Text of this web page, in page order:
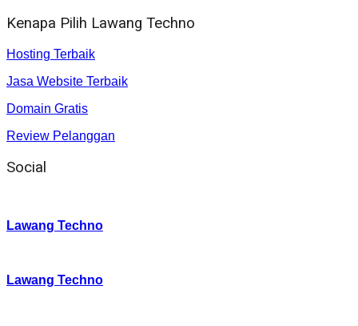
Kenapa Pilih Lawang Techno
Hosting Terbaik
Jasa Website Terbaik
Domain Gratis
Review Pelanggan
Social
Lawang Techno
Lawang Techno